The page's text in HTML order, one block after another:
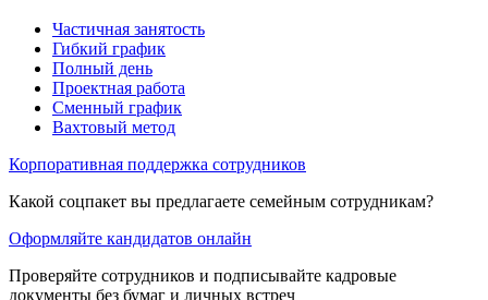
Частичная занятость
Гибкий график
Полный день
Проектная работа
Сменный график
Вахтовый метод
Корпоративная поддержка сотрудников
Какой соцпакет вы предлагаете семейным сотрудникам?
Оформляйте кандидатов онлайн
Проверяйте сотрудников и подписывайте кадровые
документы без бумаг и личных встреч